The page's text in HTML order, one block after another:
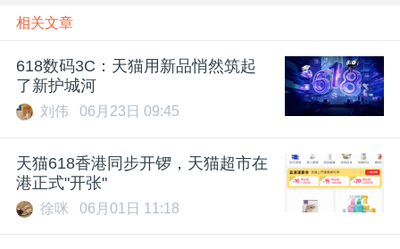
相关文章
618数码3C：天猫用新品悄然筑起
了新护城河
刘伟 06月23日 09:45
天猫618香港同步开锣，天猫超市在
港正式"开张"
徐咪 06月01日 11:18